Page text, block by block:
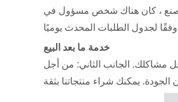
، كان هناك شخص مسؤول في
خدمة ما بعد البيع
متواجد على مدار 24 ساعة في اليوم ، وعلى استعداد لحل مشاكلك. الجانب الثاني: من أجل